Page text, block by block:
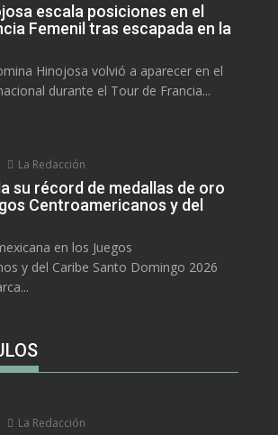
escala posiciones en el
Femenil tras escapada en la
Hinojosa volvió a aparecer en el
durante el Tour de Francia...
La Redacción
su récord de medallas de oro
Centroamericanos y del
en los Juegos
y del Caribe Santo Domingo 2026
La Redacción